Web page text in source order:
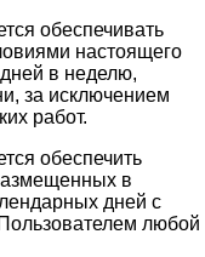
обеспечивать
настоящего
в неделю,
за исключением
работ.
обеспечить
в
дней с
любой